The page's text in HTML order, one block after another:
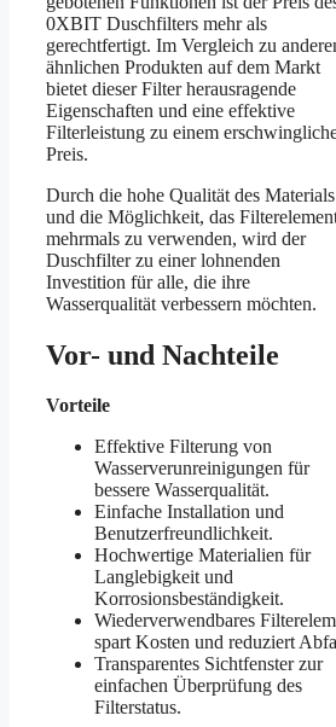
0XBIT Duschfilters mehr als
gerechtfertigt. Im Vergleich zu
ähnlichen Produkten auf dem Markt
bietet dieser Filter herausragende
Eigenschaften und eine effektive
Filterleistung zu einem
Preis.
Durch die hohe Qualität des Materials
und die Möglichkeit, das
mehrmals zu verwenden, wird der
Duschfilter zu einer lohnenden
Investition für alle, die ihre
Wasserqualität verbessern möchten.
Vor- und Nachteile
Vorteile
Effektive Filterung von
Wasserverunreinigungen für
bessere Wasserqualität.
Einfache Installation und
Benutzerfreundlichkeit.
Hochwertige Materialien für
Langlebigkeit und
Korrosionsbeständigkeit.
Wiederverwendbares
spart Kosten und reduziert
Transparentes Sichtfenster zur
einfachen Überprüfung des
Filterstatus.